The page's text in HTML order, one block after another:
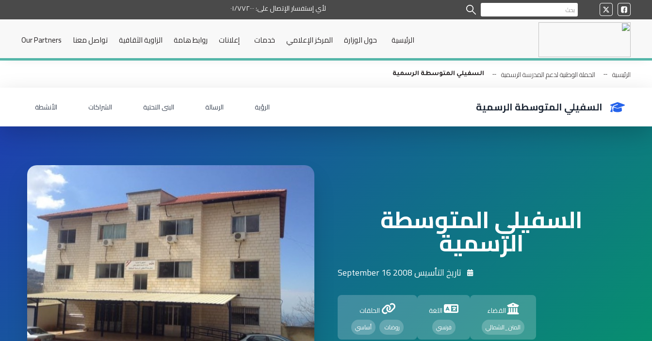
لأي إستفسار الإتصال على:٠١/٧٧٢٠٠٠
الرئيسية حول الوزارة المركز الإعلامي خدمات إعلانات روابط هامة الزاوية الثقافية تواصل معنا Our Partners
الرئيسية الحملة الوطنية لدعم المدرسة الرسمية السفيلي المتوسطة الرسمية
السفيلي المتوسطة الرسمية الرؤية الرسالة البنى التحتية الشراكات الأنشطة
السفيلي المتوسطة
الرسمية
تاريخ التأسيس 2008 September 16
القضاء
المتن_الشمالي
اللغة
فرنسي
الحلقات
روضات أساسي